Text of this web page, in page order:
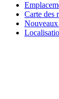
Carte des
Nouveaux